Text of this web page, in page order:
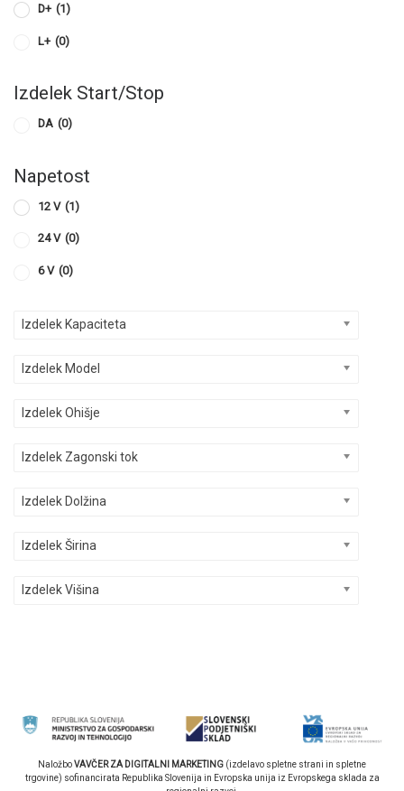
D+ (1)
L+ (0)
Izdelek Start/Stop
DA (0)
Napetost
12 V (1)
24 V (0)
6 V (0)
Izdelek Kapaciteta
Izdelek Model
Izdelek Ohišje
Izdelek Zagonski tok
Izdelek Dolžina
Izdelek Širina
Izdelek Višina
NaložboVAVČER ZA DIGITALNI MARKETING (izdelavo spletne strani in spletne
trgovine) sofinancirata Republika Slovenija in Evropska unija iz Evropskega sklada za